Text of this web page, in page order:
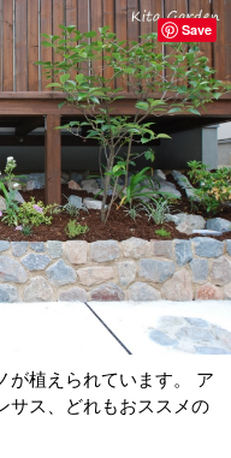
が植えられています。 ア
サス、どれもおススメの
Save